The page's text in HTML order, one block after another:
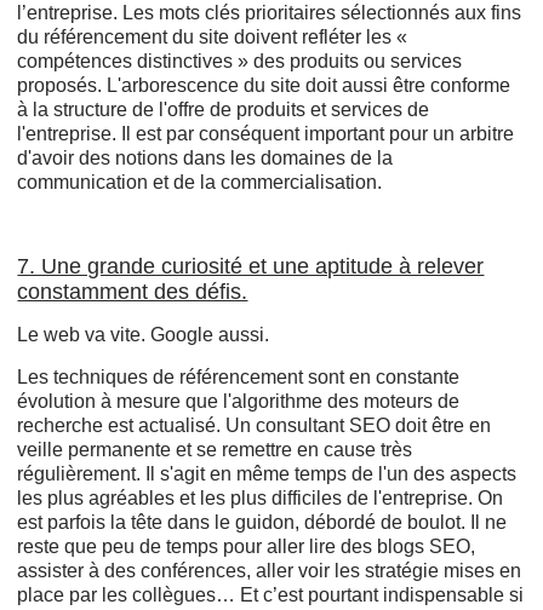
l’entreprise. Les mots clés prioritaires sélectionnés aux fins
du référencement du site doivent refléter les «
compétences distinctives » des produits ou services
proposés. L'arborescence du site doit aussi être conforme
à la structure de l'offre de produits et services de
l'entreprise. Il est par conséquent important pour un arbitre
d'avoir des notions dans les domaines de la
communication et de la commercialisation.
7. Une grande curiosité et une aptitude à relever
constamment des défis.
Le web va vite. Google aussi.
Les techniques de référencement sont en constante
évolution à mesure que l'algorithme des moteurs de
recherche est actualisé. Un consultant SEO doit être en
veille permanente et se remettre en cause très
régulièrement. Il s'agit en même temps de l'un des aspects
les plus agréables et les plus difficiles de l'entreprise. On
est parfois la tête dans le guidon, débordé de boulot. Il ne
reste que peu de temps pour aller lire des blogs SEO,
assister à des conférences, aller voir les stratégie mises en
place par les collègues… Et c’est pourtant indispensable si